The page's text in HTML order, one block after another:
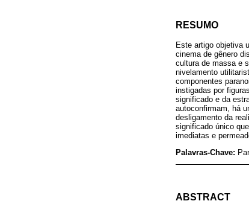
RESUMO
Este artigo objetiva
cinema de gênero
cultura de massa e
nivelamento
componentes
instigadas por
significado e da
autoconfirmam, há
desligamento da
significado único
imediatas e
Palavras-Chave:
ABSTRACT